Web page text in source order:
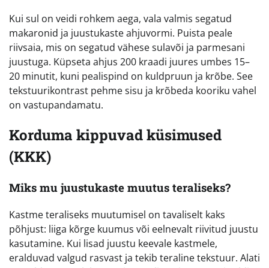
Kui sul on veidi rohkem aega, vala valmis segatud
makaronid ja juustukaste ahjuvormi. Puista peale
riivsaia, mis on segatud vähese sulavõi ja parmesani
juustuga. Küpseta ahjus 200 kraadi juures umbes 15–
20 minutit, kuni pealispind on kuldpruun ja krõbe. See
tekstuurikontrast pehme sisu ja krõbeda kooriku vahel
on vastupandamatu.
Korduma kippuvad küsimused
(KKK)
Miks mu juustukaste muutus teraliseks?
Kastme teraliseks muutumisel on tavaliselt kaks
põhjust: liiga kõrge kuumus või eelnevalt riivitud juustu
kasutamine. Kui lisad juustu keevale kastmele,
eralduvad valgud rasvast ja tekib teraline tekstuur. Alati